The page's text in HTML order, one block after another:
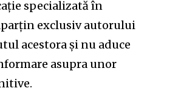
specializată în
exclusiv autorului
acestora și nu aduce
asupra unor